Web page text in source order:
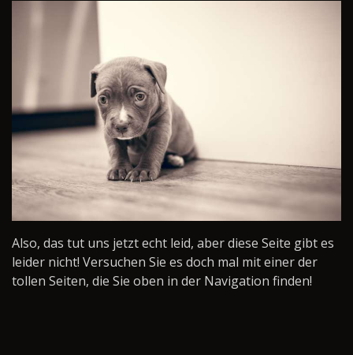
Also, das tut uns jetzt echt leid, aber diese Seite gibt es
leider nicht! Versuchen Sie es doch mal mit einer der
tollen Seiten, die Sie oben in der Navigation finden!